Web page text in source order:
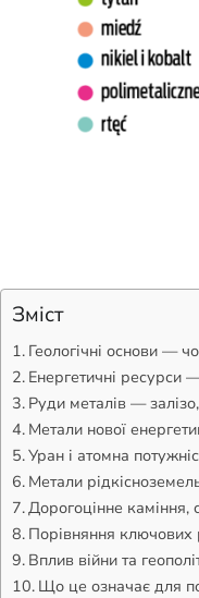
Зміст
Геологічні основи —
Енергетичні ресурси
Руди металів —
Метали нової
Уран і атомна
Метали
Дорогоцінне каміння,
Порівняння
Вплив війни та
Що це означає для